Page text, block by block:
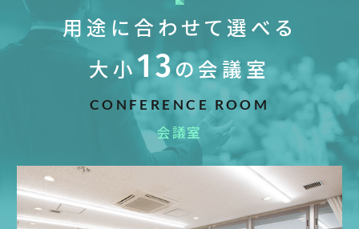
用途に合わせて選べる
大小13の会議室
CONFERENCE ROOM
会議室